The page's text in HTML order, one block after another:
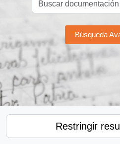
Búsqueda
Restringir